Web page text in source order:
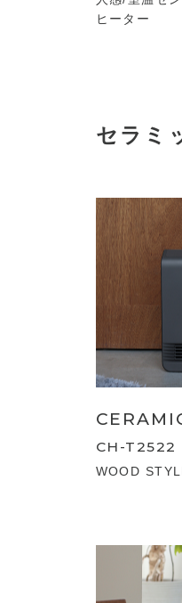
ヒーター
セラミ
CH-T2522
WOOD